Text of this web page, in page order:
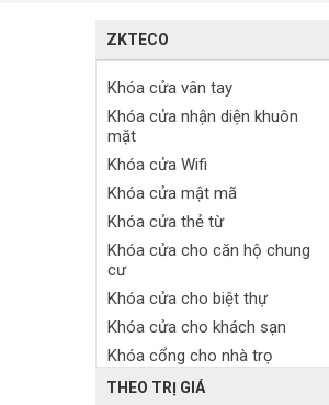
ZKTECO
Khóa cửa vân tay
Khóa cửa nhận diện khuôn
mặt
Khóa cửa Wifi
Khóa cửa mật mã
Khóa cửa thẻ từ
Khóa cửa cho căn hộ chung
cư
Khóa cửa cho biệt thự
Khóa cửa cho khách sạn
Khóa cổng cho nhà trọ
Khóa cửa gỗ
THEO TRỊ GIÁ